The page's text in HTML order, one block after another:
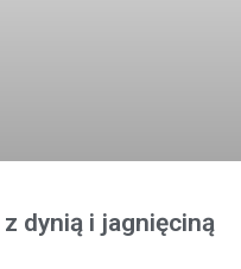
z dynią i jagnięciną